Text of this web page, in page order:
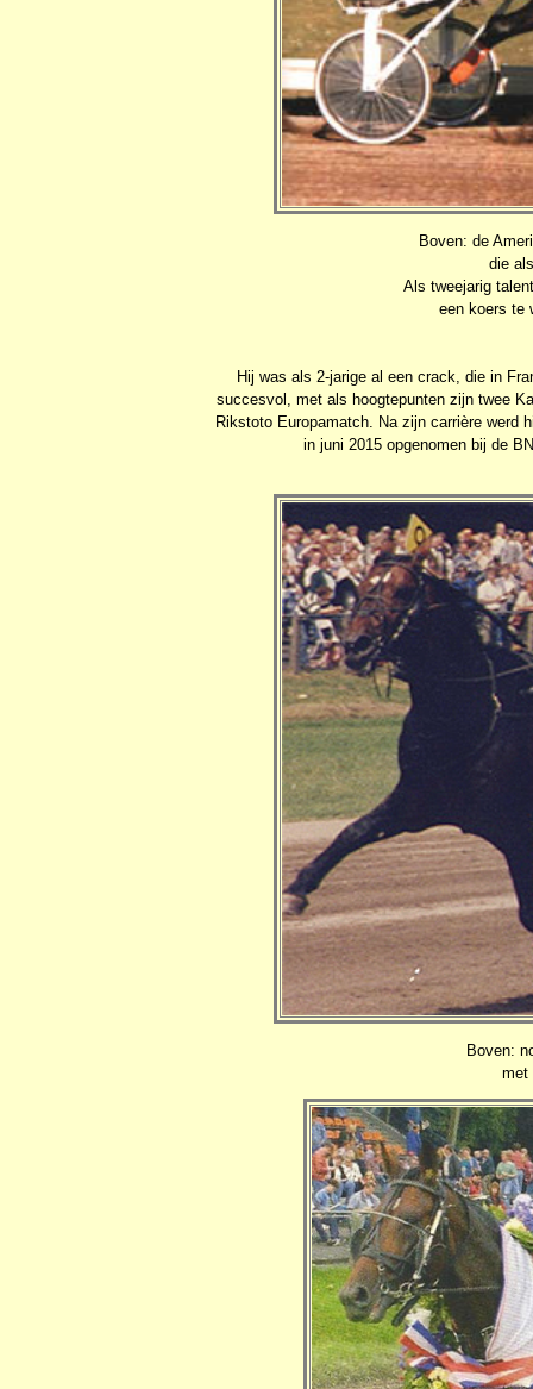
Boven: de
die
Als tweejarig
een koers te
Hij was als 2-jarige al een crack, die in
succesvol, met als hoogtepunten zijn twee
Rikstoto Europamatch. Na zijn carrière werd
in juni 2015 opgenomen bij de
Boven:
met